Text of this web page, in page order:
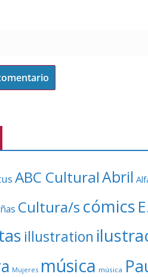
ABC CulturalAbril
Cultura/s cómics
illustration
Mujeres música música